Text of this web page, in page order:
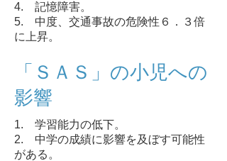
4. 記憶障害。
5. 中度、交通事故の危険性６．３倍
に上昇。
「ＳＡＳ」の小児への
影響
1. 学習能力の低下。
2. 中学の成績に影響を及ぼす可能性
がある。